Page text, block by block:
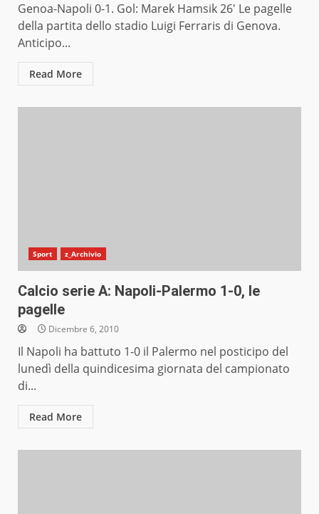
Genoa-Napoli 0-1. Gol: Marek Hamsik 26′ Le pagelle
della partita dello stadio Luigi Ferraris di Genova.
Anticipo...
Read More
Sport z_Archivio
Calcio serie A: Napoli-Palermo 1-0, le
pagelle
Dicembre 6, 2010
Il Napoli ha battuto 1-0 il Palermo nel posticipo del
lunedì della quindicesima giornata del campionato
di...
Read More